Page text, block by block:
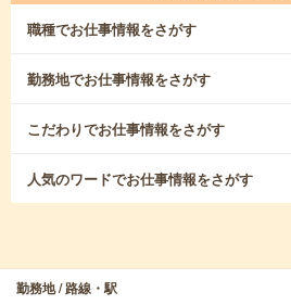
職種でお仕事情報をさがす
勤務地でお仕事情報をさがす
こだわりでお仕事情報をさがす
人気のワードでお仕事情報をさがす
勤務地 / 路線・駅